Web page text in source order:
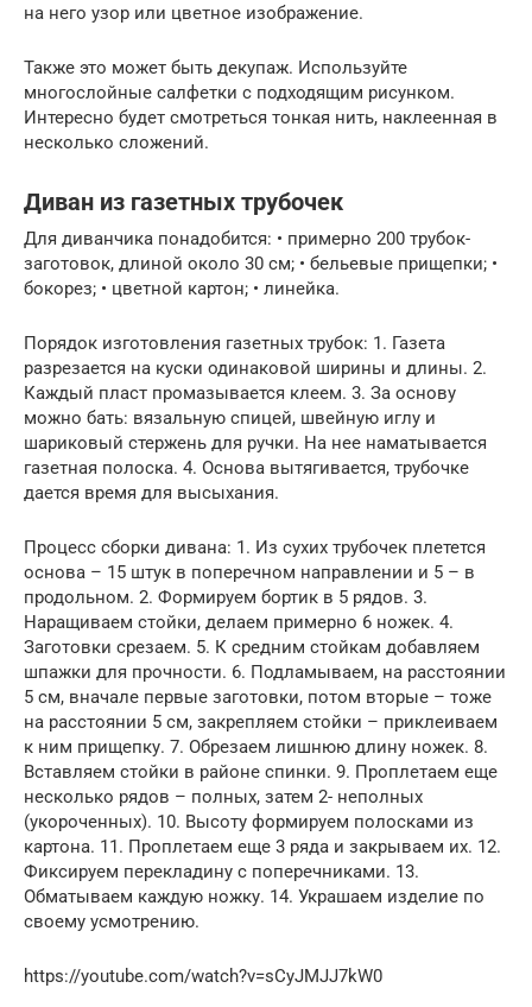
на него узор или цветное изображение.
Также это может быть декупаж. Используйте
многослойные салфетки с подходящим рисунком.
Интересно будет смотреться тонкая нить, наклеенная в
несколько сложений.
Диван из газетных трубочек
Для диванчика понадобится: • примерно 200 трубок-
заготовок, длиной около 30 см; • бельевые прищепки; •
бокорез; • цветной картон; • линейка.
Порядок изготовления газетных трубок: 1. Газета
разрезается на куски одинаковой ширины и длины. 2.
Каждый пласт промазывается клеем. 3. За основу
можно бать: вязальную спицей, швейную иглу и
шариковый стержень для ручки. На нее наматывается
газетная полоска. 4. Основа вытягивается, трубочке
дается время для высыхания.
Процесс сборки дивана: 1. Из сухих трубочек плетется
основа – 15 штук в поперечном направлении и 5 – в
продольном. 2. Формируем бортик в 5 рядов. 3.
Наращиваем стойки, делаем примерно 6 ножек. 4.
Заготовки срезаем. 5. К средним стойкам добавляем
шпажки для прочности. 6. Подламываем, на расстоянии
5 см, вначале первые заготовки, потом вторые – тоже
на расстоянии 5 см, закрепляем стойки – приклеиваем
к ним прищепку. 7. Обрезаем лишнюю длину ножек. 8.
Вставляем стойки в районе спинки. 9. Проплетаем еще
несколько рядов – полных, затем 2- неполных
(укороченных). 10. Высоту формируем полосками из
картона. 11. Проплетаем еще 3 ряда и закрываем их. 12.
Фиксируем перекладину с поперечниками. 13.
Обматываем каждую ножку. 14. Украшаем изделие по
своему усмотрению.
https://youtube.com/watch?v=sCyJMJJ7kW0